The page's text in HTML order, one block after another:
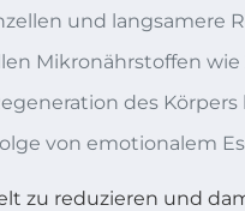
und langsamere
Mikronährstoffen
des
von emotionalem
zu reduzieren und